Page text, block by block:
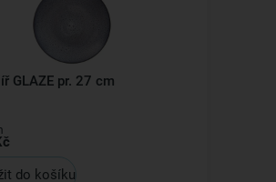
GLAZE pr. 27 cm
do košíku